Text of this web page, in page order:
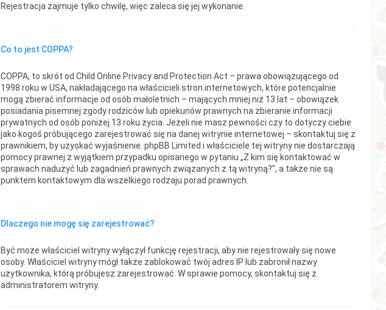
Rejestracja zajmuje tylko chwilę, więc zaleca się jej wykonanie.
Co to jest COPPA?
COPPA, to skrót od Child Online Privacy and Protection Act – prawa obowiązującego od
1998 roku w USA, nakładającego na właścicieli stron internetowych, które potencjalnie
mogą zbierać informacje od osób małoletnich – mających mniej niż 13 lat – obowiązek
posiadania pisemnej zgody rodziców lub opiekunów prawnych na zbieranie informacji
prywatnych od osób poniżej 13 roku życia. Jeżeli nie masz pewności czy to dotyczy ciebie
jako kogoś próbującego zarejestrować się na danej witrynie internetowej – skontaktuj się z
prawnikiem, by uzyskać wyjaśnienie. phpBB Limited i właściciele tej witryny nie dostarczają
pomocy prawnej z wyjątkiem przypadku opisanego w pytaniu „Z kim się kontaktować w
sprawach nadużyć lub zagadnień prawnych związanych z tą witryną?”, a także nie są
punktem kontaktowym dla wszelkiego rodzaju porad prawnych.
Dlaczego nie mogę się zarejestrować?
Być może właściciel witryny wyłączył funkcję rejestracji, aby nie rejestrowały się nowe
osoby. Właściciel witryny mógł także zablokować twój adres IP lub zabronił nazwy
użytkownika, którą próbujesz zarejestrować. W sprawie pomocy, skontaktuj się z
administratorem witryny.